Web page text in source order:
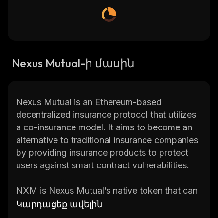
Nexus Mutual-ի մասին
Nexus Mutual is an Ethereum-based
decentralized insurance protocol that utilizes
a co-insurance model. It aims to become an
alternative to traditional insurance companies
by providing insurance products to protect
users against smart contract vulnerabilities.
NXM is Nexus Mutual’s native token that can
be used to purchase insurance coverage and
Կարդացեք ավելին